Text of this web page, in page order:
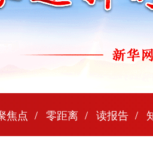
焦点 零距离 读报告